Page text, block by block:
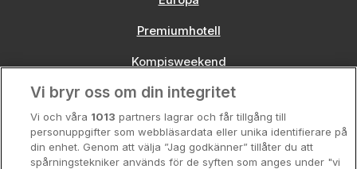
Premiumhotell
Kompisweekend
Storstadsweekend
Hotellrum under 995 kr
Spahotell
Vi bryr oss om din integritet
Vi och våra 1013 partners lagrar och får tillgång till
personuppgifter som webbläsardata eller unika identifierare på
din enhet. Genom att välja ”Jag godkänner” tillåter du att
spårningstekniker används för de syften som anges under "vi